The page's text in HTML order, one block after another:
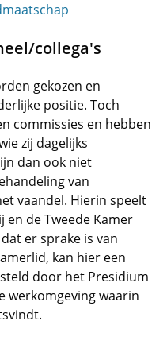
collega's
gekozen en
positie. Toch
commissies en hebben
zij dagelijks
dan ook niet
van
vaandel. Hierin speelt
de Tweede Kamer
er sprake is van
kan hier een
door het Presidium
werkomgeving waarin